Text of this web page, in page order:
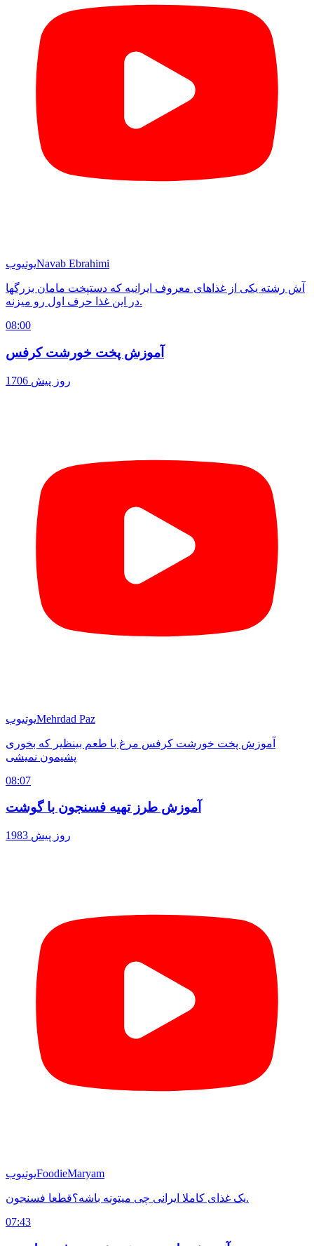
یوتیوبNavab Ebrahimi
آش رشته یکی از غذاهای معروف ایرانیه که دستپخت مامان بزرگها
در این غذا حرف اول رو میزنه.
08:00
آموزش پخت خورشت کرفس
1706 روز پیش
یوتیوبMehrdad Paz
آموزش پخت خورشت کرفس مرغ با طعم بینظیر که بخوری
پشیمون نمیشی
08:07
آموزش طرز تهیه فسنجون با گوشت
1983 روز پیش
یوتیوبFoodieMaryam
یک غذای کاملا ایرانی چی میتونه باشه؟قطعا فسنجون.
07:43